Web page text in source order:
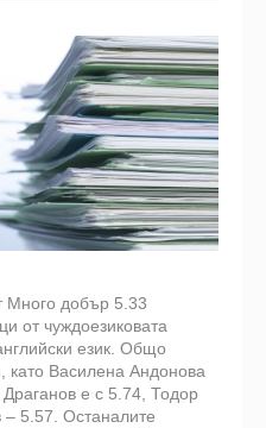
Много добър 5.33
от чуждоезиковата
език. Общо
като Василена Андонова
е с 5.74, Тодор
5.57. Останалите